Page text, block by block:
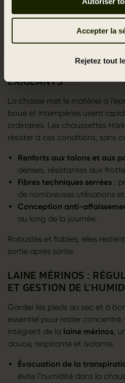
Accepter la
Rejetez tout
faire garantit des chaussettes
longues journées sur sols
maintien ni leur forme.
SOLIDITÉ ET
EXIGEANTS
La chasse met le matériel à
boue et intempéries usent
ordinaires. Les chaussettes
résister à ces conditions, sans
Renforts aux talons et aux
denses, résistantes aux
Fibres techniques serrées:
de nombreuses utilisations
Conception anti-
au long de la journée.
Robustes et fiables, elles
sortie après sortie.
LAINE MÉRINOS :
ET GESTION DE
Garder les pieds au sec et à
essentiel pour rester
intègrent de la laine mérinos,
douce, respirante et isolante.
Évacuation de la
évite l’humidité dans la